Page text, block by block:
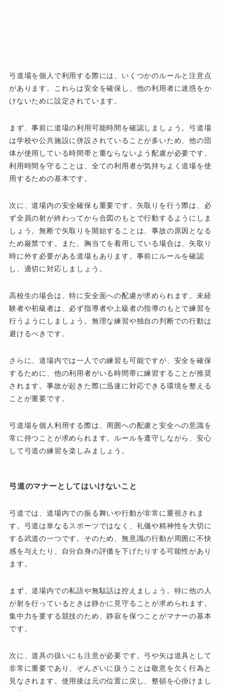
弓道場を個人で利用する際には、いくつかのルールと注意点
があります。これらは安全を確保し、他の利用者に迷惑をか
けないために設定されています。
まず、事前に道場の利用可能時間を確認しましょう。弓道場
は学校や公共施設に併設されていることが多いため、他の団
体が使用している時間帯と重ならないよう配慮が必要です。
利用時間を守ることは、全ての利用者が気持ちよく道場を使
用するための基本です。
次に、道場内の安全確保も重要です。矢取りを行う際は、必
ず全員の射が終わってから合図のもとで行動するようにしま
しょう。無断で矢取りを開始することは、事故の原因となる
ため厳禁です。また、胸当てを着用している場合は、矢取り
時に外す必要がある道場もあります。事前にルールを確認
し、適切に対応しましょう。
高校生の場合は、特に安全面への配慮が求められます。未経
験者や初級者は、必ず指導者や上級者の指導のもとで練習を
行うようにしましょう。無理な練習や独自の判断での行動は
避けるべきです。
さらに、道場内では一人での練習も可能ですが、安全を確保
するために、他の利用者がいる時間帯に練習することが推奨
されます。事故が起きた際に迅速に対応できる環境を整える
ことが重要です。
弓道場を個人利用する際は、周囲への配慮と安全への意識を
常に持つことが求められます。ルールを遵守しながら、安心
して弓道の練習を楽しみましょう。
弓道のマナーとしてはいけないこと
弓道では、道場内での振る舞いや行動が非常に重視されま
す。弓道は単なるスポーツではなく、礼儀や精神性を大切に
する武道の一つです。そのため、無意識の行動が周囲に不快
感を与えたり、自分自身の評価を下げたりする可能性があり
ます。
まず、道場内での私語や無駄話は控えましょう。特に他の人
が射を行っているときは静かに見守ることが求められます。
集中力を要する競技のため、静寂を保つことがマナーの基本
です。
次に、道具の扱いにも注意が必要です。弓や矢は道具として
非常に重要であり、ぞんざいに扱うことは敬意を欠く行為と
見なされます。使用後は元の位置に戻し、整頓を心掛けまし